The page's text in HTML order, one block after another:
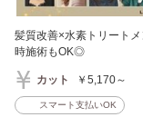
髪質改善×水素トリート
時施術もOK◎
カット ￥5,170～
スマート支払いOK